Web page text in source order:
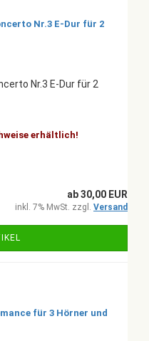
Nr.3 E-Dur für 2
erhältlich!
ab 30,00 EUR
inkl. 7% MwSt. zzgl. Versand